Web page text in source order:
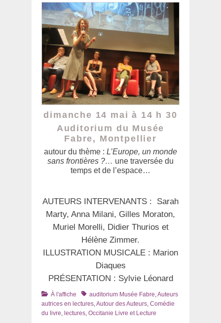
dimanche 14 mai à 14 h 30
Auditorium du Musée
Fabre, Montpellier
autour du thème : L’Europe, un monde
sans frontières ?… une traversée du
temps et de l’espace…
AUTEURS INTERVENANTS : Sarah
Marty, Anna Milani, Gilles Moraton,
Muriel Morelli, Didier Thurios et
Hélène Zimmer.
ILLUSTRATION MUSICALE : Marion
Diaques
PRÉSENTATION : Sylvie Léonard
Catégories
À l'affiche Tagsauditorium Musée Fabre,Auteurs
autrices en lectures,Autour des Auteurs, Comédie
du livre, lectures, Occitanie Livre et Lecture